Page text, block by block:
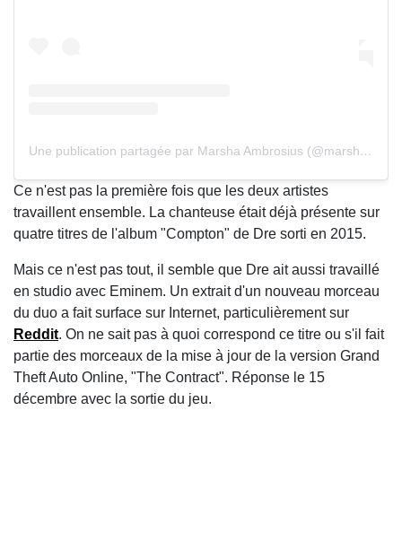
Une publication partagée par Marsha Ambrosius (@marshaambrosius)
Ce n'est pas la première fois que les deux artistes
travaillent ensemble. La chanteuse était déjà présente sur
quatre titres de l'album "Compton" de Dre sorti en 2015.
Mais ce n'est pas tout, il semble que Dre ait aussi travaillé
en studio avec Eminem. Un extrait d'un nouveau morceau
du duo a fait surface sur Internet, particulièrement sur
Reddit. On ne sait pas à quoi correspond ce titre ou s'il fait
partie des morceaux de la mise à jour de la version Grand
Theft Auto Online, "The Contract". Réponse le 15
décembre avec la sortie du jeu.